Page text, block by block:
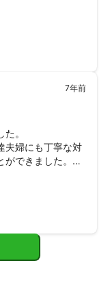
7年前
。
夫婦にも丁寧な対
できました。